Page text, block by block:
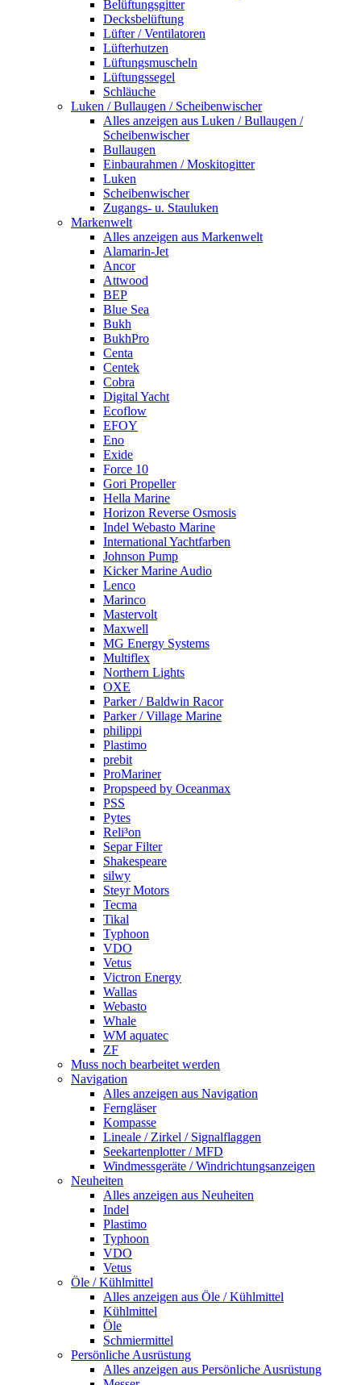
Belüftungsgitter
Decksbelüftung
Lüfter / Ventilatoren
Lüfterhutzen
Lüftungsmuscheln
Lüftungssegel
Schläuche
Luken / Bullaugen / Scheibenwischer
Alles anzeigen aus Luken / Bullaugen /
Scheibenwischer
Bullaugen
Einbaurahmen / Moskitogitter
Luken
Scheibenwischer
Zugangs- u. Stauluken
Markenwelt
Alles anzeigen aus Markenwelt
Alamarin-Jet
Ancor
Attwood
BEP
Blue Sea
Bukh
BukhPro
Centa
Centek
Cobra
Digital Yacht
Ecoflow
EFOY
Eno
Exide
Force 10
Gori Propeller
Hella Marine
Horizon Reverse Osmosis
Indel Webasto Marine
International Yachtfarben
Johnson Pump
Kicker Marine Audio
Lenco
Marinco
Mastervolt
Maxwell
MG Energy Systems
Multiflex
Northern Lights
OXE
Parker / Baldwin Racor
Parker / Village Marine
philippi
Plastimo
prebit
ProMariner
Propspeed by Oceanmax
PSS
Pytes
Reli³on
Separ Filter
Shakespeare
silwy
Steyr Motors
Tecma
Tikal
Typhoon
VDO
Vetus
Victron Energy
Wallas
Webasto
Whale
WM aquatec
ZF
Muss noch bearbeitet werden
Navigation
Alles anzeigen aus Navigation
Ferngläser
Kompasse
Lineale / Zirkel / Signalflaggen
Seekartenplotter / MFD
Windmessgeräte / Windrichtungsanzeigen
Neuheiten
Alles anzeigen aus Neuheiten
Indel
Plastimo
Typhoon
VDO
Vetus
Öle / Kühlmittel
Alles anzeigen aus Öle / Kühlmittel
Kühlmittel
Öle
Schmiermittel
Persönliche Ausrüstung
Alles anzeigen aus Persönliche Ausrüstung